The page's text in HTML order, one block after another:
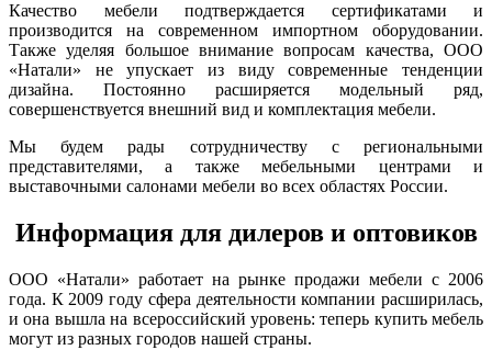
Качество мебели подтверждается сертификатами и
производится на современном импортном оборудовании.
Также уделяя большое внимание вопросам качества, ООО
«Натали» не упускает из виду современные тенденции
дизайна. Постоянно расширяется модельный ряд,
совершенствуется внешний вид и комплектация мебели.
Мы будем рады сотрудничеству с региональными
представителями, а также мебельными центрами и
выставочными салонами мебели во всех областях России.
Информация для дилеров и оптовиков
ООО «Натали» работает на рынке продажи мебели с 2006
года. К 2009 году сфера деятельности компании расширилась,
и она вышла на всероссийский уровень: теперь купить мебель
могут из разных городов нашей страны.